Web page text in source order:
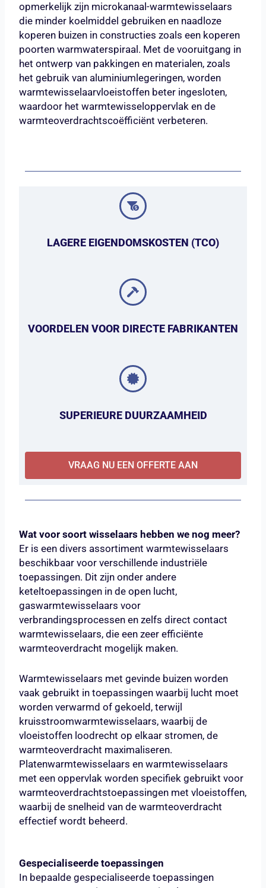
opmerkelijk zijn microkanaal-warmtewisselaars
die minder koelmiddel gebruiken en naadloze
koperen buizen in constructies zoals een koperen
poorten warmwaterspiraal. Met de vooruitgang in
het ontwerp van pakkingen en materialen, zoals
het gebruik van aluminiumlegeringen, worden
warmtewisselaarvloeistoffen beter ingesloten,
waardoor het warmtewisseloppervlak en de
warmteoverdrachtscoëfficiënt verbeteren.
LAGERE EIGENDOMSKOSTEN (TCO)
VOORDELEN VOOR DIRECTE FABRIKANTEN
SUPERIEURE DUURZAAMHEID
VRAAG NU EEN OFFERTE AAN
Wat voor soort wisselaars hebben we nog meer?
Er is een divers assortiment warmtewisselaars
beschikbaar voor verschillende industriële
toepassingen. Dit zijn onder andere
keteltoepassingen in de open lucht,
gaswarmtewisselaars voor
verbrandingsprocessen en zelfs direct contact
warmtewisselaars, die een zeer efficiënte
warmteoverdracht mogelijk maken.
Warmtewisselaars met gevinde buizen worden
vaak gebruikt in toepassingen waarbij lucht moet
worden verwarmd of gekoeld, terwijl
kruisstroomwarmtewisselaars, waarbij de
vloeistoffen loodrecht op elkaar stromen, de
warmteoverdracht maximaliseren.
Platenwarmtewisselaars en warmtewisselaars
met een oppervlak worden specifiek gebruikt voor
warmteoverdrachtstoepassingen met vloeistoffen,
waarbij de snelheid van de warmteoverdracht
effectief wordt beheerd.
Gespecialiseerde toepassingen
In bepaalde gespecialiseerde toepassingen